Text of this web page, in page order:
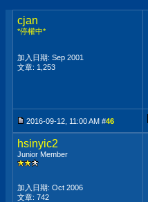
cjan
*停權中*
加入日期: Sep 2001
文章: 1,253
2016-09-12, 11:00 AM #46
hsinyic2
Junior Member
加入日期: Oct 2006
文章: 742